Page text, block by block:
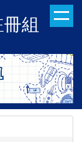
組